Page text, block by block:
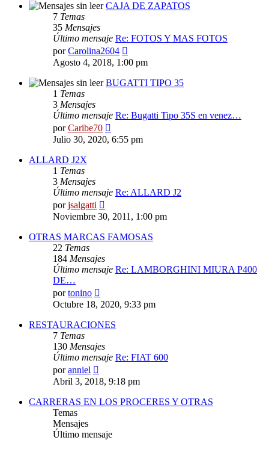
CAJA DE ZAPATOS
7 Temas
35 Mensajes
Último mensaje Re: FOTOS Y MAS FOTOS
porCarolina2604
último
mensaje
Agosto 4, 2018, 1:00 pm
BUGATTI TIPO 35
1 Temas
3 Mensajes
Último mensaje Re: Bugatti Tipo 35S en venez…
porCaribe70
último
mensaje
Julio 30, 2020, 6:55 pm
ALLARD J2X
1 Temas
3 Mensajes
Último mensaje Re: ALLARD J2
porjsalgatti
último
Noviembre 30, 2011, 1:00 pm
OTRAS MARCAS FAMOSAS
22 Temas
184 Mensajes
Último mensaje Re: LAMBORGHINI MIURA P400
DE…
portonino
último
Octubre 18, 2020, 9:33 pm
RESTAURACIONES
7 Temas
130 Mensajes
Último mensaje Re: FIAT 600
poranniel
último
mensaje
Abril 3, 2018, 9:18 pm
CARRERAS EN LOS PROCERES Y OTRAS
Temas
Mensajes
Último mensaje